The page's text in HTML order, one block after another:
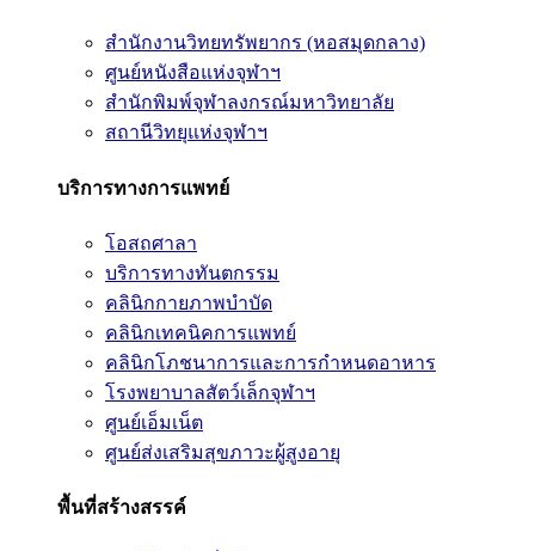
สำนักงานวิทยทรัพยากร (หอสมุดกลาง)
ศูนย์หนังสือแห่งจุฬาฯ
สำนักพิมพ์จุฬาลงกรณ์มหาวิทยาลัย
สถานีวิทยุแห่งจุฬาฯ
บริการทางการแพทย์
โอสถศาลา
บริการทางทันตกรรม
คลินิกกายภาพบำบัด
คลินิกเทคนิคการแพทย์
คลินิกโภชนาการและการกำหนดอาหาร
โรงพยาบาลสัตว์เล็กจุฬาฯ
ศูนย์เอ็มเน็ต
ศูนย์ส่งเสริมสุขภาวะผู้สูงอายุ
พื้นที่สร้างสรรค์